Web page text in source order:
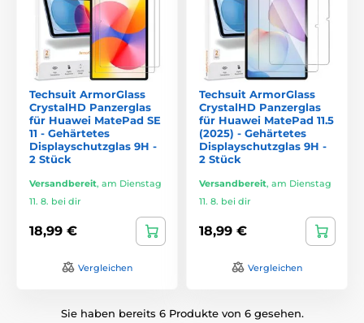
Techsuit ArmorGlass
CrystalHD Panzerglas
für Huawei MatePad SE
11 - Gehärtetes
Displayschutzglas 9H -
2 Stück
Versandbereit, am Dienstag
11. 8. bei dir
18,99 €
Vergleichen
Techsuit ArmorGlass
CrystalHD Panzerglas
für Huawei MatePad 11.5
(2025) - Gehärtetes
Displayschutzglas 9H -
2 Stück
Versandbereit, am Dienstag
11. 8. bei dir
18,99 €
Vergleichen
Sie haben bereits 6 Produkte von 6 gesehen.